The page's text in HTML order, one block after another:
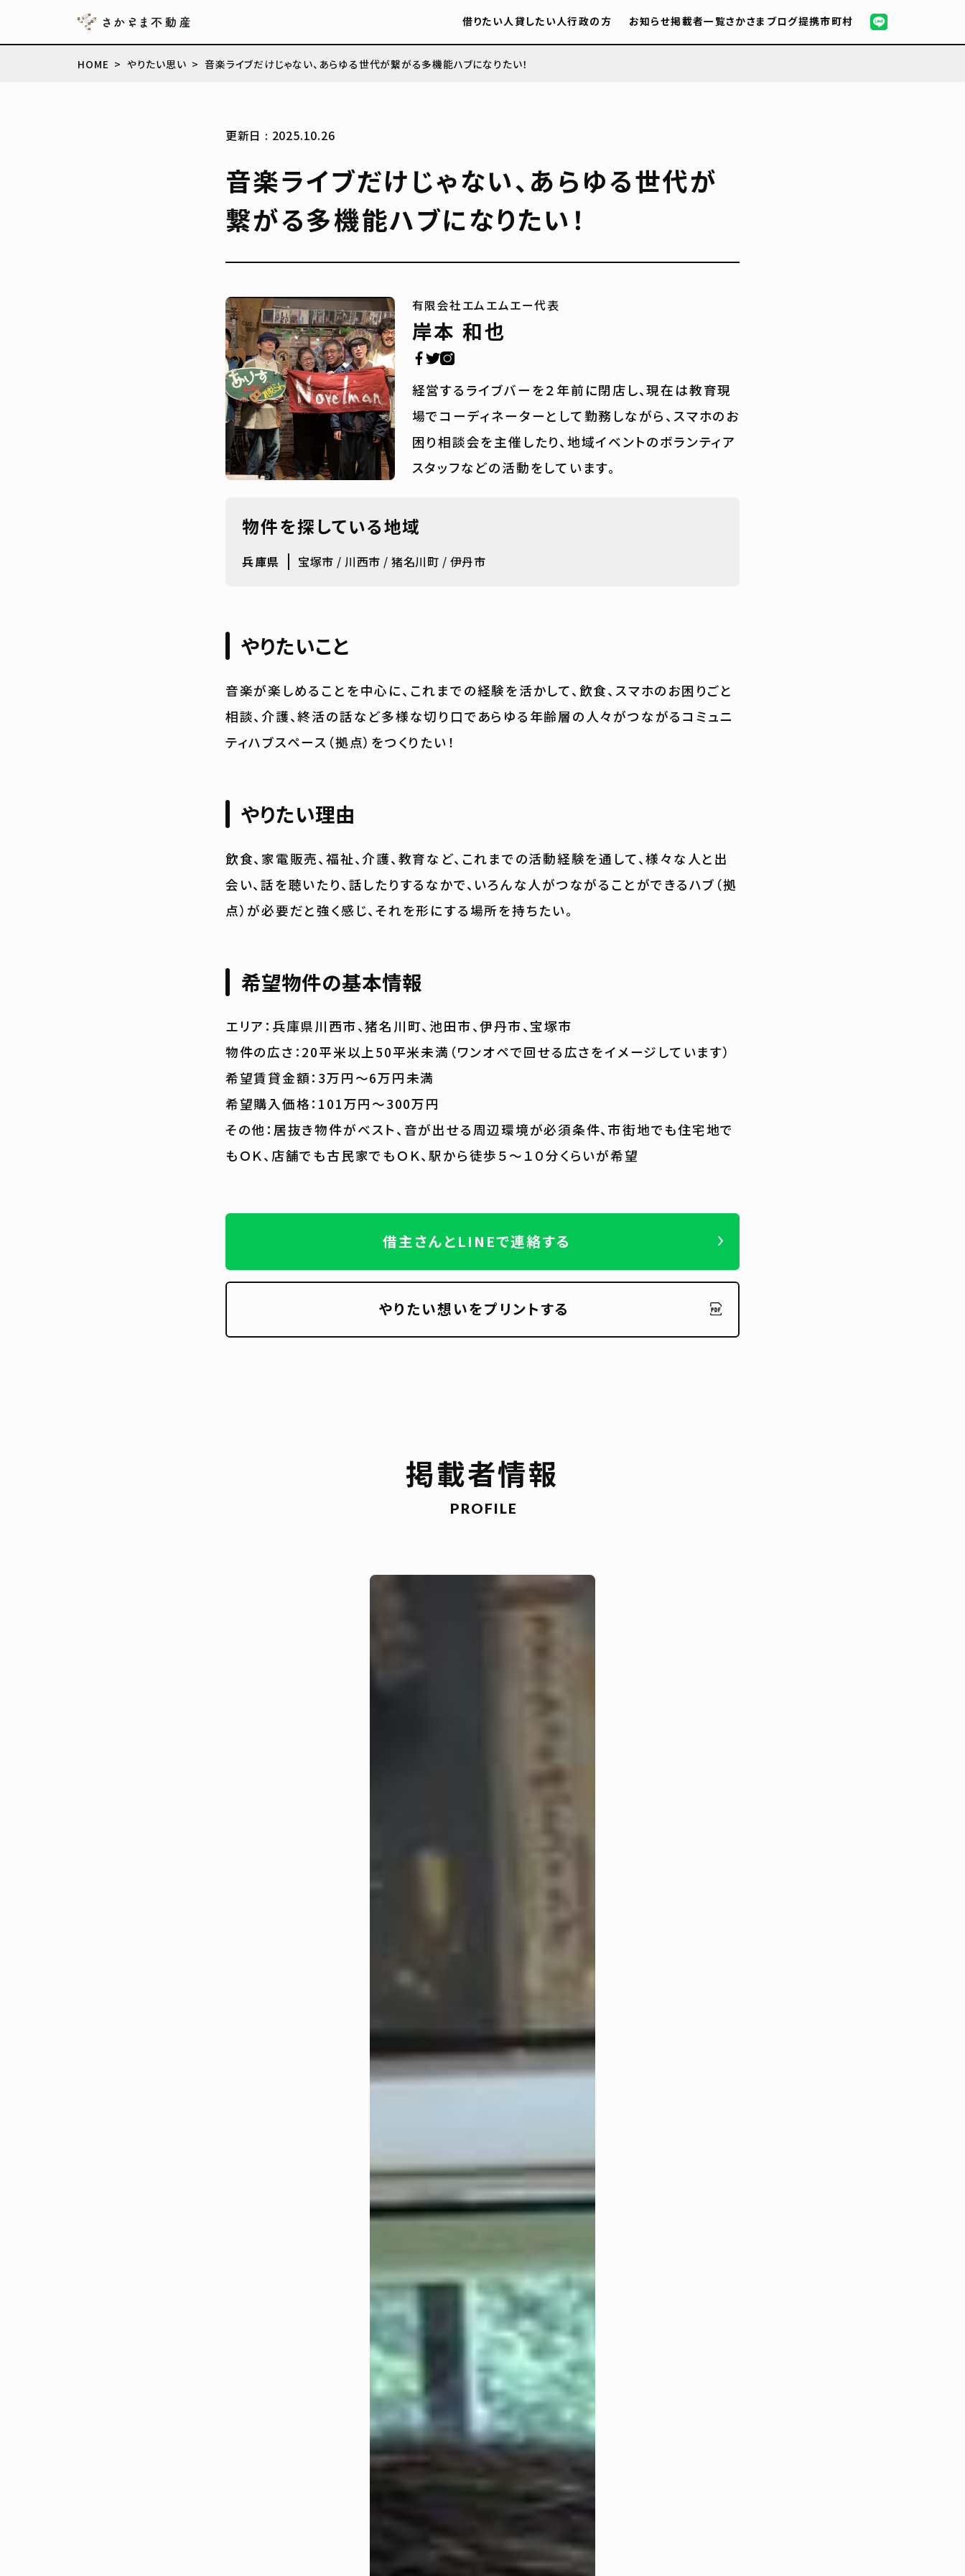
借りたい人貸したい人行政の方 お知らせ掲載者一覧さかさまブログ提携市町村
HOME やりたい思い 音楽ライブだけじゃない、あらゆる世代が繋がる多機能ハブになりたい！
更新日 : 2025.10.26
音楽ライブだけじゃない、あらゆる世代が
繋がる多機能ハブになりたい！
有限会社エムエムエー代表
岸本 和也
経営するライブバーを２年前に閉店し、現在は教育現
場でコーディネーターとして勤務しながら、スマホのお
困り相談会を主催したり、地域イベントのボランティア
スタッフなどの活動をしています。
物件を探している地域
兵庫県 宝塚市 川西市 猪名川町 伊丹市
やりたいこと
音楽が楽しめることを中心に、これまでの経験を活かして、飲食、スマホのお困りごと
相談、介護、終活の話など多様な切り口であらゆる年齢層の人々がつながるコミュニ
ティハブスペース（拠点）をつくりたい！
やりたい理由
飲食、家電販売、福祉、介護、教育など、これまでの活動経験を通して、様々な人と出
会い、話を聴いたり、話したりするなかで、いろんな人がつながることができるハブ（拠
点）が必要だと強く感じ、それを形にする場所を持ちたい。
希望物件の基本情報
エリア：兵庫県川西市、猪名川町、池田市、伊丹市、宝塚市
物件の広さ：20平米以上50平米未満（ワンオペで回せる広さをイメージしています）
希望賃貸金額：3万円〜6万円未満
希望購入価格：101万円〜300万円
その他：居抜き物件がベスト、音が出せる周辺環境が必須条件、市街地でも住宅地で
もＯＫ、店舗でも古民家でもＯＫ、駅から徒歩５～１０分くらいが希望
借主さんとLINEで連絡する
やりたい想いをプリントする
掲載者情報
PROFILE